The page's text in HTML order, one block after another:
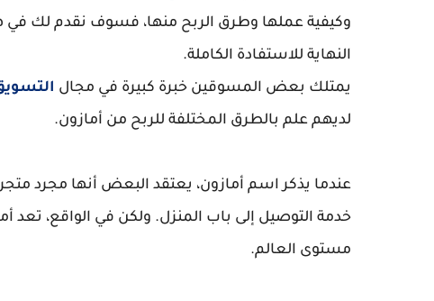
وكيفية عملها وطرق الربح منها، فسوف نقدم لك في
النهاية للاستفادة الكاملة.
يمتلك بعض المسوقين خبرة كبيرة في مجال
لديهم علم بالطرق المختلفة للربح من أمازون.
عندما يذكر اسم أمازون، يعتقد البعض أنها مجرد
خدمة التوصيل إلى باب المنزل. ولكن في الواقع، تعد
مستوى العالم.